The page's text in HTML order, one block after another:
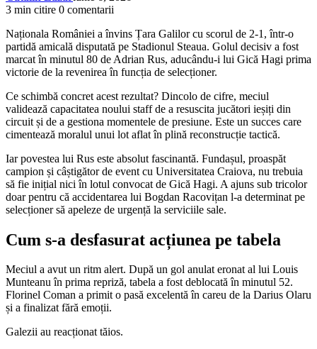
3 min citire 0 comentarii
Naționala României a învins Țara Galilor cu scorul de 2-1, într-o
partidă amicală disputată pe Stadionul Steaua. Golul decisiv a fost
marcat în minutul 80 de Adrian Rus, aducându-i lui Gică Hagi prima
victorie de la revenirea în funcția de selecționer.
Ce schimbă concret acest rezultat? Dincolo de cifre, meciul
validează capacitatea noului staff de a resuscita jucători ieșiți din
circuit și de a gestiona momentele de presiune. Este un succes care
cimentează moralul unui lot aflat în plină reconstrucție tactică.
Iar povestea lui Rus este absolut fascinantă. Fundașul, proaspăt
campion și câștigător de event cu Universitatea Craiova, nu trebuia
să fie inițial nici în lotul convocat de Gică Hagi. A ajuns sub tricolor
doar pentru că accidentarea lui Bogdan Racovițan l-a determinat pe
selecționer să apeleze de urgență la serviciile sale.
Cum s-a desfasurat acțiunea pe tabela
Meciul a avut un ritm alert. După un gol anulat eronat al lui Louis
Munteanu în prima repriză, tabela a fost deblocată în minutul 52.
Florinel Coman a primit o pasă excelentă în careu de la Darius Olaru
și a finalizat fără emoții.
Galezii au reacționat tăios.